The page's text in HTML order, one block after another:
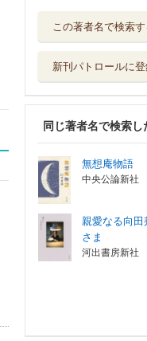
この著者名で検索す
新刊パトロールに登
同じ著者名で検索し
無想庵物語
中央公論新社
親愛なる向田
さま
河出書房新社